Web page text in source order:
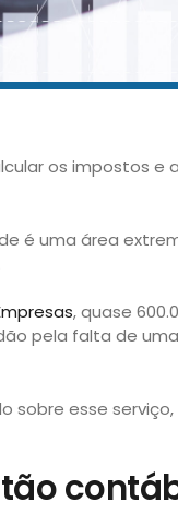
os impostos e
é uma área
, quase
pela falta de
sobre esse